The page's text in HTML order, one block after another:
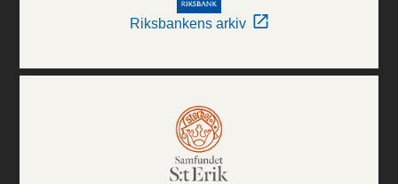
Riksbankens arkiv